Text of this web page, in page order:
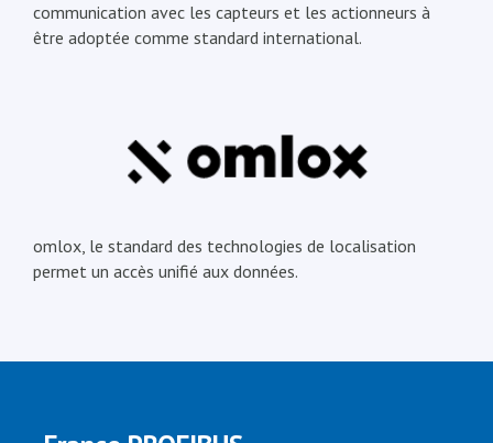
communication avec les capteurs et les actionneurs à
être adoptée comme standard international.
omlox, le standard des technologies de localisation
permet un accès unifié aux données.